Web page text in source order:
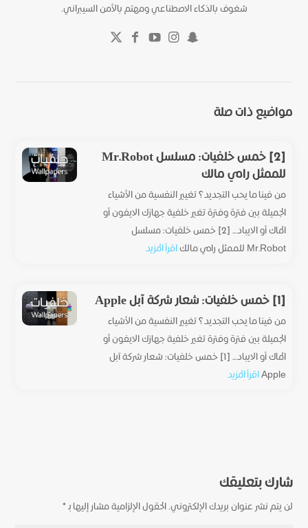
شغوف بالذكاء الاصطناعي ومهتم بالأمن السيبراني.
مواضيع ذات صلة
[2] خمس خلفيات: مسلسل Mr.Robot
للممثل رامي مالك
من فينا ما يحب التجديد؟ تغيير النفسية من الأشياء
الجميلة بين فترة وفترة تغير خلفية جهازك الايفون أو
الماك أو الايباد... [2] خمس خلفيات: مسلسل
Mr.Robot للممثل رامي مالك
اقرأ المزيد
[1] خمس خلفيات: شعار شركة آبل Apple
من فينا ما يحب التجديد؟ تغيير النفسية من الأشياء
الجميلة بين فترة وفترة تغير خلفية جهازك الايفون أو
الماك أو الايباد... [1] خمس خلفيات: شعار شركة آبل
Appleاقرأ المزيد
شارك بتعليقك
لن يتم نشر عنوان بريدك الإلكتروني.الحقول الإلزامية مشار إليها بـ *